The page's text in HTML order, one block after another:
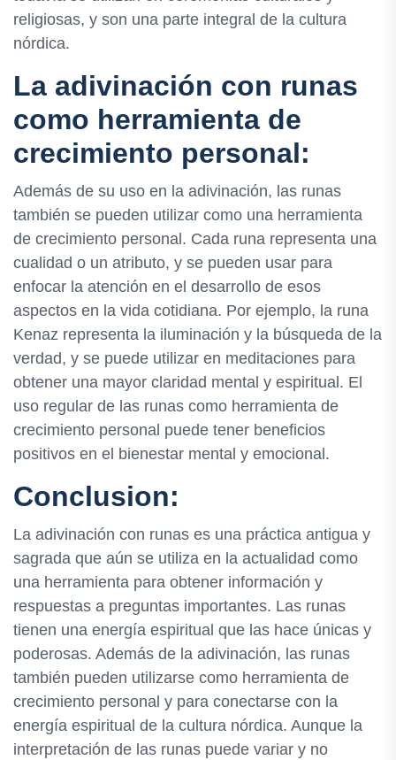
religiosas, y son una parte integral de la cultura
nórdica.
La adivinación con runas
como herramienta de
crecimiento personal:
Además de su uso en la adivinación, las runas
también se pueden utilizar como una herramienta
de crecimiento personal. Cada runa representa una
cualidad o un atributo, y se pueden usar para
enfocar la atención en el desarrollo de esos
aspectos en la vida cotidiana. Por ejemplo, la runa
Kenaz representa la iluminación y la búsqueda de la
verdad, y se puede utilizar en meditaciones para
obtener una mayor claridad mental y espiritual. El
uso regular de las runas como herramienta de
crecimiento personal puede tener beneficios
positivos en el bienestar mental y emocional.
Conclusion:
La adivinación con runas es una práctica antigua y
sagrada que aún se utiliza en la actualidad como
una herramienta para obtener información y
respuestas a preguntas importantes. Las runas
tienen una energía espiritual que las hace únicas y
poderosas. Además de la adivinación, las runas
también pueden utilizarse como herramienta de
crecimiento personal y para conectarse con la
energía espiritual de la cultura nórdica. Aunque la
interpretación de las runas puede variar y no